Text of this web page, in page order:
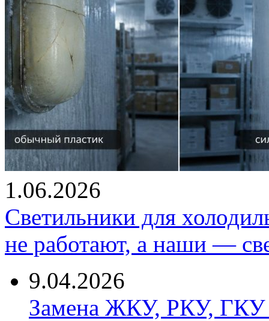
1.06.2026
Светильники для
не работают, а наши —
9.04.2026
Замена ЖКУ, РКУ, ГКУ